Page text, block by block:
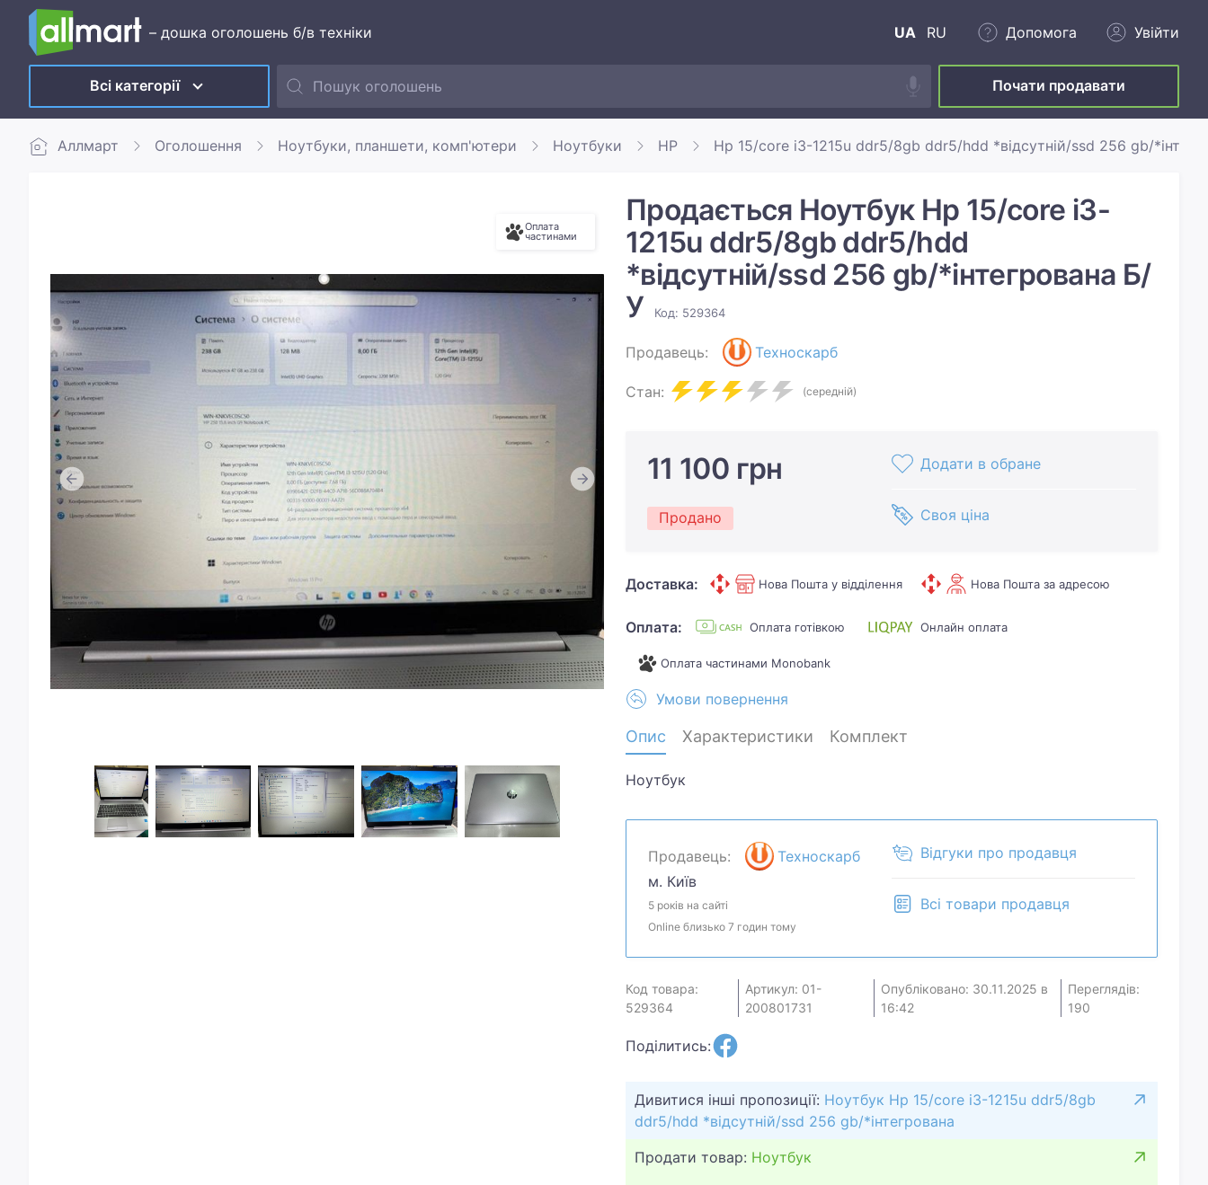
– дошка оголошень б/в техніки UA RU Допомога Увійти
Всі категорії Почати продавати
Аллмарт Оголошення Ноутбуки, планшети, комп'ютери Ноутбуки HP Hp 15/core i3-1215u ddr5/8gb ddr5/hdd *відсутній/ssd 256 gb/
Оплата
частинами
Продається Ноутбук Hp 15/core i3-
1215u ddr5/8gb ddr5/hdd
*відсутній/ssd 256 gb/*інтегрована Б/
У
Код: 529364
Продавець: Техноскарб
Стан: (середній)
11 100 грн
Продано
Додати в обране
Своя ціна
Доставка: Нова Пошта у відділення Нова Пошта за адресою
Оплата: Оплата готівкою Онлайн оплата
Оплата частинами Monobank
Умови повернення
Опис Характеристики Комплект
Ноутбук
Продавець:
Техноскарб
м. Київ
5 років на сайті
Online близько 7 годин тому
Відгуки про продавця
Всі товари продавця
Код товара:
529364
Артикул: 01-
200801731
Опубліковано: 30.11.2025 в
16:42
Переглядів:
190
Поділитись:
Дивитися інші пропозиції: Ноутбук Hp 15/core i3-1215u ddr5/8gb
ddr5/hdd *відсутній/ssd 256 gb/*інтегрована
Продати товар: Ноутбук